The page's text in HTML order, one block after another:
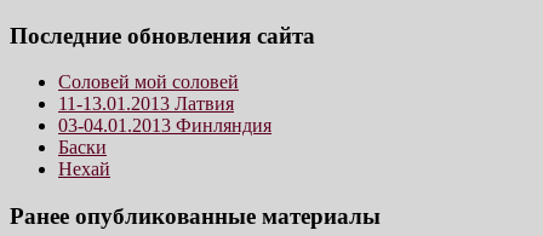
Последние обновления сайта
Соловей мой соловей
11-13.01.2013 Латвия
03-04.01.2013 Финляндия
Баски
Нехай
Ранее опубликованные материалы